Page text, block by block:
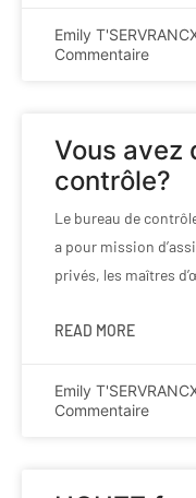
Emily
Commentaire
Vous avez
contrôle?
Le bureau de
a pour mission
privés, les maîtres
READ MORE
Emily
Commentaire